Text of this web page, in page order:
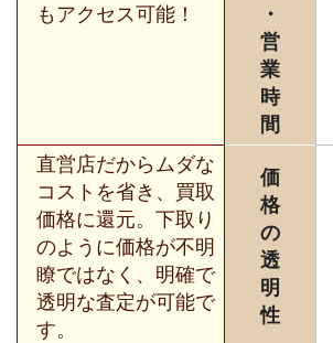
もアクセス可能！
・
営
業
時
間
直営店だからムダな
コストを省き、買取
価格に還元。下取り
のように価格が不明
瞭ではなく、明確で
透明な査定が可能で
す。
価
格
の
透
明
性